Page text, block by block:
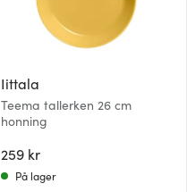
Iittala
Teema tallerken 26 cm
honning
259 kr
På lager